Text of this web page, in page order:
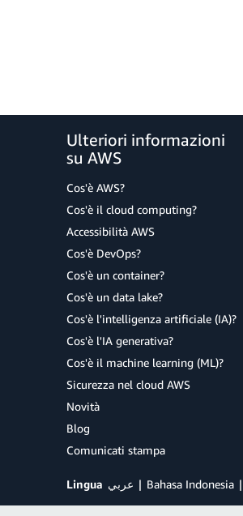
Ulteriori informazioni
su AWS
Cos'è AWS?
Cos'è il cloud computing?
Accessibilità AWS
Cos'è DevOps?
Cos'è un container?
Cos'è un data lake?
Cos'è l'intelligenza artificiale (IA)?
Cos'è l'IA generativa?
Cos'è il machine learning (ML)?
Sicurezza nel cloud AWS
Novità
Blog
Comunicati stampa
Lingua عربي Bahasa Indonesia